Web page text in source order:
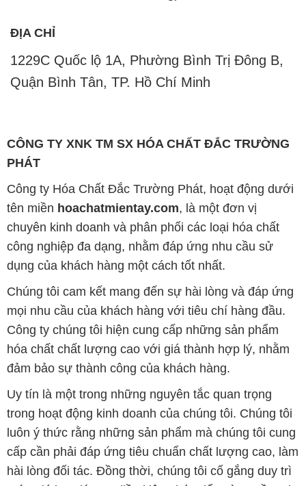
ĐỊA CHỈ
1229C Quốc lộ 1A, Phường Bình Trị Đông B,
Quận Bình Tân, TP. Hồ Chí Minh
CÔNG TY XNK TM SX HÓA CHẤT ĐẮC TRƯỜNG
PHÁT
Công ty Hóa Chất Đắc Trường Phát, hoạt động dưới
tên miền hoachatmientay.com, là một đơn vị
chuyên kinh doanh và phân phối các loại hóa chất
công nghiệp đa dạng, nhằm đáp ứng nhu cầu sử
dụng của khách hàng một cách tốt nhất.
Chúng tôi cam kết mang đến sự hài lòng và đáp ứng
mọi nhu cầu của khách hàng với tiêu chí hàng đầu.
Công ty chúng tôi hiện cung cấp những sản phẩm
hóa chất chất lượng cao với giá thành hợp lý, nhằm
đảm bảo sự thành công của khách hàng.
Uy tín là một trong những nguyên tắc quan trọng
trong hoạt động kinh doanh của chúng tôi. Chúng tôi
luôn ý thức rằng những sản phẩm mà chúng tôi cung
cấp cần phải đáp ứng tiêu chuẩn chất lượng cao, làm
hài lòng đối tác. Đồng thời, chúng tôi cố gắng duy trì